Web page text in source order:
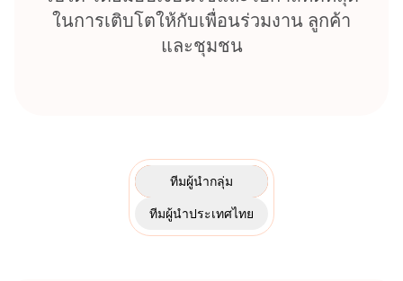
ในการเติบโตให้กับเพื่อนร่วมงาน ลูกค้า
และชุมชน
ทีมผู้นำกลุ่ม
ทีมผู้นำประเทศไทย